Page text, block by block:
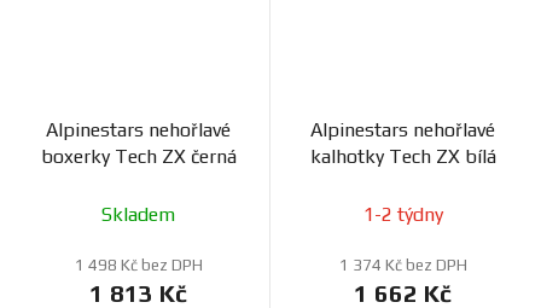
Alpinestars nehořlavé
boxerky Tech ZX černá
Skladem
1 498 Kč bez DPH
1 813 Kč
Alpinestars nehořlavé
kalhotky Tech ZX bílá
1-2 týdny
1 374 Kč bez DPH
1 662 Kč